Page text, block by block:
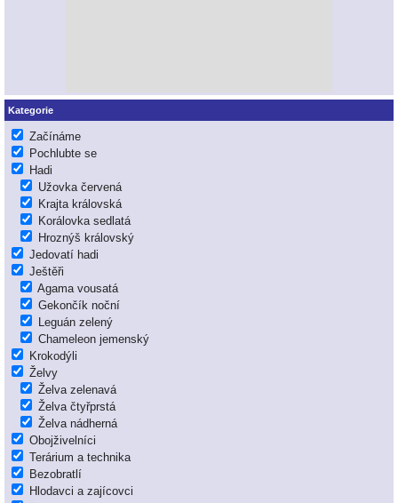
Kategorie
Začínáme
Pochlubte se
Hadi
Užovka červená
Krajta královská
Korálovka sedlatá
Hroznýš královský
Jedovatí hadi
Ještěři
Agama vousatá
Gekončík noční
Leguán zelený
Chameleon jemenský
Krokodýli
Želvy
Želva zelenavá
Želva čtyřprstá
Želva nádherná
Obojživelníci
Terárium a technika
Bezobratlí
Hlodavci a zajícovci